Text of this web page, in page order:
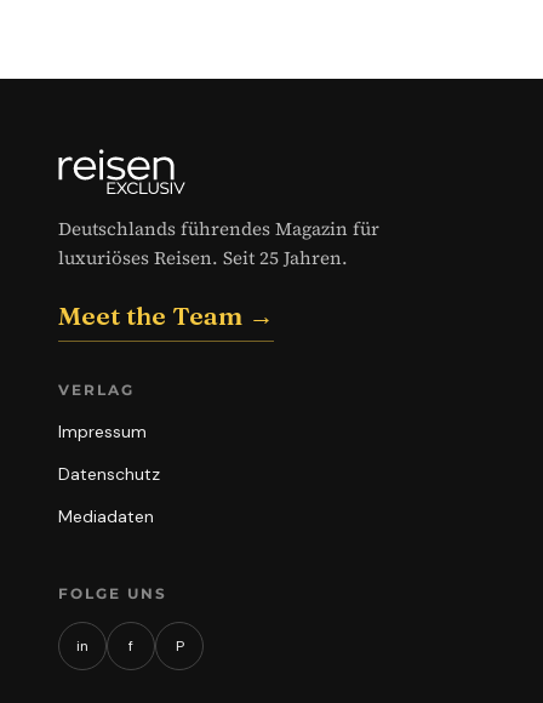
Deutschlands führendes Magazin für
luxuriöses Reisen. Seit 25 Jahren.
Meet the Team →
VERLAG
Impressum
Datenschutz
Mediadaten
FOLGE UNS
in f P